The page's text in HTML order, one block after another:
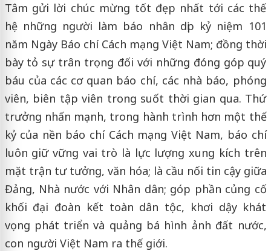
Tâm gửi lời chúc mừng tốt đẹp nhất tới các thế
hệ những người làm báo nhân dịp kỷ niệm 101
năm Ngày Báo chí Cách mạng Việt Nam; đồng thời
bày tỏ sự trân trọng đối với những đóng góp quý
báu của các cơ quan báo chí, các nhà báo, phóng
viên, biên tập viên trong suốt thời gian qua. Thứ
trưởng nhấn mạnh, trong hành trình hơn một thế
kỷ của nền báo chí Cách mạng Việt Nam, báo chí
luôn giữ vững vai trò là lực lượng xung kích trên
mặt trận tư tưởng, văn hóa; là cầu nối tin cậy giữa
Đảng, Nhà nước với Nhân dân; góp phần củng cố
khối đại đoàn kết toàn dân tộc, khơi dậy khát
vọng phát triển và quảng bá hình ảnh đất nước,
con người Việt Nam ra thế giới.